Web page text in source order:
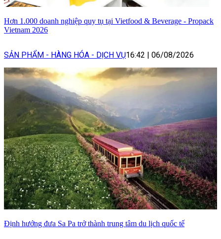
Hơn 1.000 doanh nghiệp quy tụ tại Vietfood & Beverage - Propack
Vietnam 2026
SẢN PHẨM - HÀNG HÓA - DỊCH VỤ16:42 06/08/2026
Định hướng đưa Sa Pa trở thành trung tâm du lịch quốc tế